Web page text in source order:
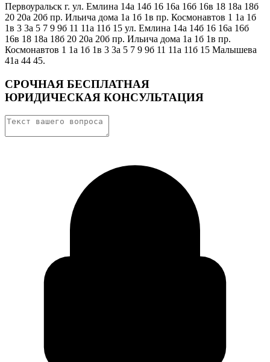
Первоуральск г. ул. Емлина 14а 14б 16 16а 16б 16в 18 18а 18б
20 20а 20б пр. Ильича дома 1а 1б 1в пр. Космонавтов 1 1а 1б
1в 3 3а 5 7 9 9б 11 11а 11б 15 ул. Емлина 14а 14б 16 16а 16б
16в 18 18а 18б 20 20а 20б пр. Ильича дома 1а 1б 1в пр.
Космонавтов 1 1а 1б 1в 3 3а 5 7 9 9б 11 11а 11б 15 Малышева
41а 44 45.
СРОЧНАЯ БЕСПЛАТНАЯ
ЮРИДИЧЕСКАЯ КОНСУЛЬТАЦИЯ